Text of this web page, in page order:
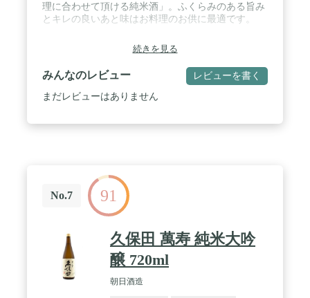
理に合わせて頂ける純米酒」。ふくらみのある旨み
とキレの良いあと味はお料理のお供に最適です。
続きを見る
みんなのレビュー レビューを書く
まだレビューはありません
No.7 91
久保田 萬寿 純米大吟
醸 720ml
朝日酒造